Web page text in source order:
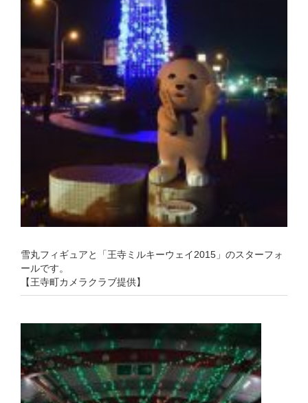
雪丸フィギュアと「王寺ミルキーウェイ2015」のスターフォ
ールです。
【王寺町カメラクラブ提供】